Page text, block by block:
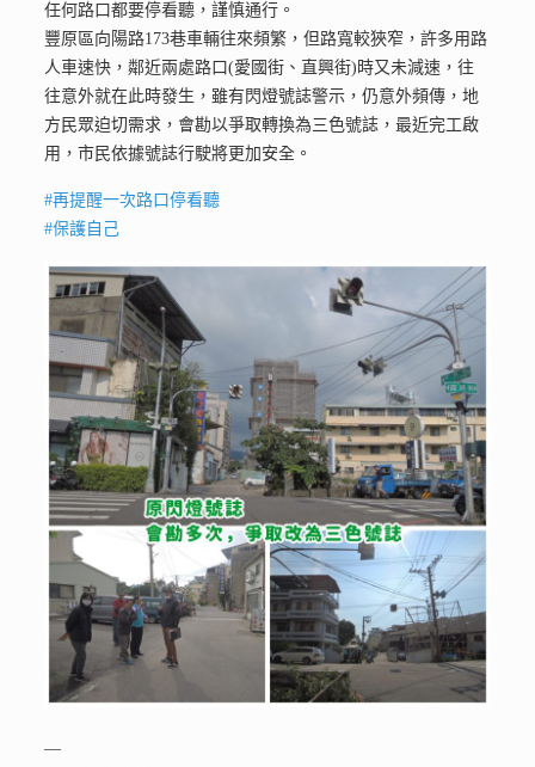
任何路口都要停看聽，謹慎通行。
豐原區向陽路173巷車輛往來頻繁，但路寬較狹窄，許多用路
人車速快，鄰近兩處路口(愛國街、直興街)時又未減速，往
往意外就在此時發生，雖有閃燈號誌警示，仍意外頻傳，地
方民眾迫切需求，會勘以爭取轉換為三色號誌，最近完工啟
用，市民依據號誌行駛將更加安全。
#再提醒一次路口停看聽
#保護自己
—